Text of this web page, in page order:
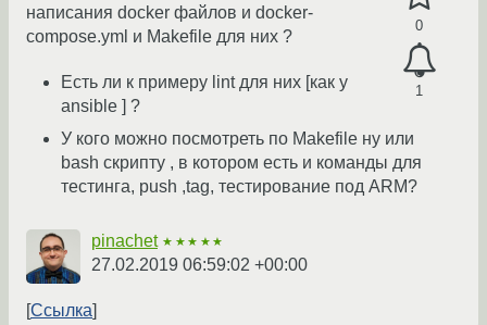
0
1
написания docker файлов и docker-
compose.yml и Makefile для них ?
Есть ли к примеру lint для них [как у
ansible ] ?
У кого можно посмотреть по Makefile ну или
bash скрипту , в котором есть и команды для
тестинга, push ,tag, тестирование под ARM?
pinachet ★★★★★
27.02.2019 06:59:02 +00:00
Ссылка